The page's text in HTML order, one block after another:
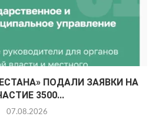
ПОДАЛИ ЗАЯВКИ НА
3500...
07.08.2026